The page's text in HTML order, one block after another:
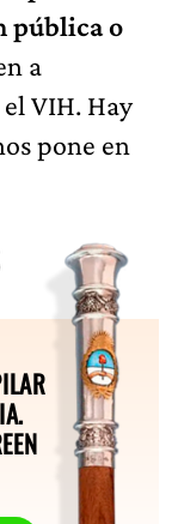
pública o
a
VIH. Hay
pone en